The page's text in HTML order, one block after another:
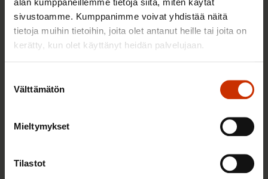
sivustoamme. Kumppanimme voivat yhdistää näitä
tietoja muihin tietoihin, joita olet antanut heille tai joita on
kerätty, kun olet käyttänyt heidän palvelujaan.
valinta
Välttämätön
Mieltymykset
Tilastot
AY-LIIKE SUOMESSA JA MAAILMALLA